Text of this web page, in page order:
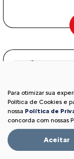
Para otimizar sua
Política de Cookies e
nossa Política de
concorda com nossas
Aceitar